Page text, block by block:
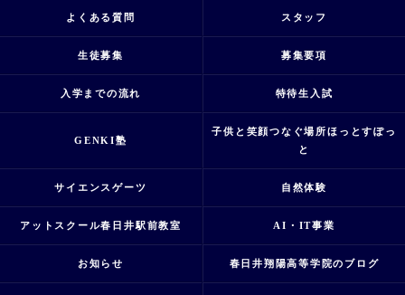
よくある質問 スタッフ
生徒募集 募集要項
入学までの流れ 特待生入試
GENKI塾
子供と笑顔つなぐ場所ほっとすぽっ
と
サイエンスゲーツ 自然体験
アットスクール春日井駅前教室 AI・IT事業
お知らせ 春日井翔陽高等学院のブログ